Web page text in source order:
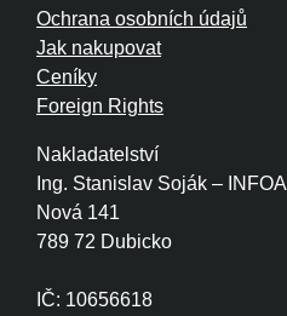
Nakladatelství
Ing. Stanislav Soják – INFOA
Nová 141
789 72 Dubicko
IČ: 10656618
Ochrana osobních údajů
Jak nakupovat
Ceníky
Foreign Rights